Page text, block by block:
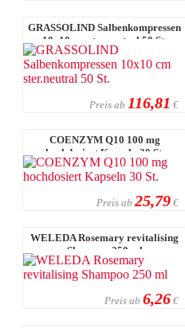
GRASSOLIND Salbenkompressen
10x10 cm ster.neutral 50 St.
Preis ab 116,81 €
COENZYM Q10 100 mg
hochdosiert Kapseln 30 St.
Preis ab 25,79 €
WELEDA Rosemary revitalising
Shampoo 250 ml
Preis ab 6,26 €